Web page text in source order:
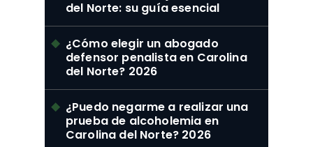
del Norte: su guía esencial
¿Cómo elegir un abogado
defensor penalista en Carolina
del Norte? 2026
¿Puedo negarme a realizar una
prueba de alcoholemia en
Carolina del Norte? 2026